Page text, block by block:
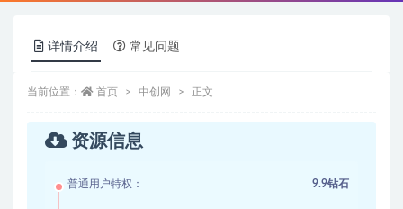
详情介绍 常见问题
当前位置： 首页 中创网 正文
资源信息
普通用户特权： 9.9钻石